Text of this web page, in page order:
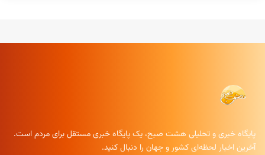
پایگاه خبری و تحلیلی هشت صبح، یک پایگاه خبری مستقل برای مردم است.
آخرین اخبار لحظه‌ای کشور و جهان را دنبال کنید.